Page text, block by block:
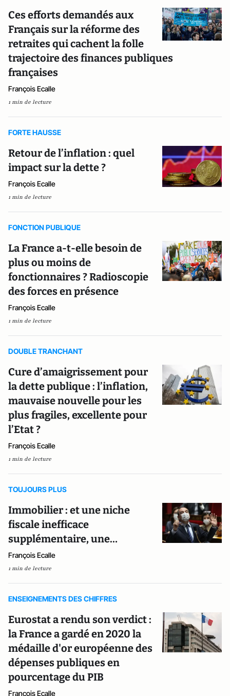
Ces efforts demandés aux
Français sur la réforme des
retraites qui cachent la folle
trajectoire des finances publiques
françaises
François Ecalle
1 min de lecture
FORTE HAUSSE
Retour de l’inflation : quel
impact sur la dette ?
François Ecalle
1 min de lecture
FONCTION PUBLIQUE
La France a-t-elle besoin de
plus ou moins de
fonctionnaires ? Radioscopie
des forces en présence
François Ecalle
1 min de lecture
DOUBLE TRANCHANT
Cure d’amaigrissement pour
la dette publique : l’inflation,
mauvaise nouvelle pour les
plus fragiles, excellente pour
l’Etat ?
François Ecalle
1 min de lecture
TOUJOURS PLUS
Immobilier : et une niche
fiscale inefficace
supplémentaire, une…
François Ecalle
1 min de lecture
ENSEIGNEMENTS DES CHIFFRES
Eurostat a rendu son verdict :
la France a gardé en 2020 la
médaille d'or européenne des
dépenses publiques en
pourcentage du PIB
François Ecalle